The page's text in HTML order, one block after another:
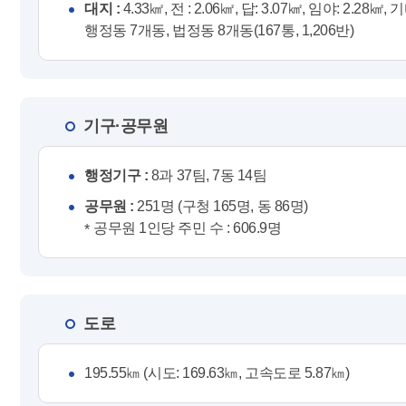
대지 : 4.33㎢, 전 : 2.06㎢, 답: 3.07㎢, 임야: 2.28㎢,
행정동 7개동, 법정동 8개동(167통, 1,206반)
기구·공무원
행정기구 : 8과 37팀, 7동 14팀
공무원 : 251명 (구청 165명, 동 86명)
공무원 1인당 주민 수 : 606.9명
도로
195.55㎞ (시도: 169.63㎞, 고속도로 5.87㎞)